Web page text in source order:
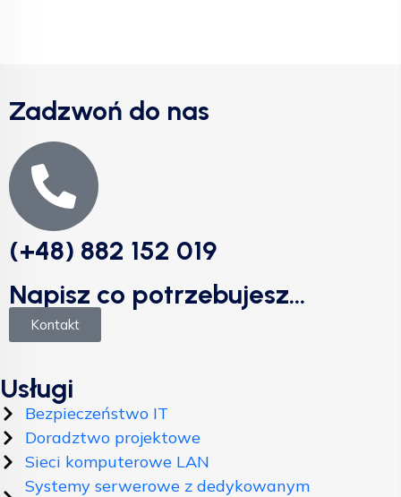
Zadzwoń do nas
(+48) 882 152 019
Napisz co potrzebujesz...
Kontakt
Usługi
Bezpieczeństwo IT
Doradztwo projektowe
Sieci komputerowe LAN
Systemy serwerowe z dedykowanym